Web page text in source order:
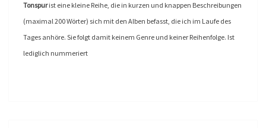
Tonspurist eine kleine Reihe, die in kurzen und knappen Beschreibungen
(maximal 200 Wörter) sich mit den Alben befasst, die ich im Laufe des
Tages anhöre. Sie folgt damit keinem Genre und keiner Reihenfolge. Ist
lediglich nummeriert